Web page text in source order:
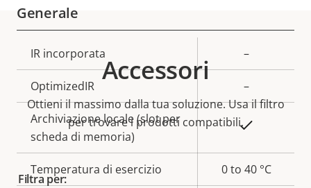
Generale
Descrizione
della
proprietà
della
IR incorporata –
OptimizedIR –
Archiviazione locale (slot per
scheda di memoria)
Temperatura di esercizio 0 to 40 °C
Accessori
Ottieni il massimo dalla tua soluzione. Usa il filtro
per trovare i prodotti compatibili.
Filtra per: